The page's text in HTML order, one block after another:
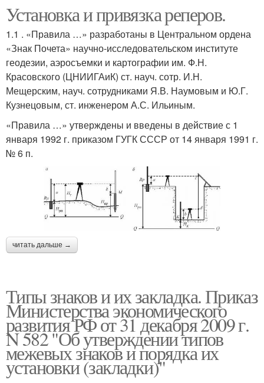
Установка и привязка реперов.
1.1 . «Правила …» разработаны в Центральном ордена
«Знак Почета» научно-исследовательском институте
геодезии, аэросъемки и картографии им. Ф.Н.
Красовского (ЦНИИГАиК) ст. науч. сотр. И.Н.
Мещерским, науч. сотрудниками Я.В. Наумовым и Ю.Г.
Кузнецовым, ст. инженером А.С. Ильиным.
«Правила …» утверждены и введены в действие с 1
января 1992 г. приказом ГУГК СССР от 14 января 1991 г.
№ 6 п.
читать дальше →
Типы знаков и их закладка. Приказ
Министерства экономического
развития РФ от 31 декабря 2009 г.
N 582 "Об утверждении типов
межевых знаков и порядка их
установки (закладки)"